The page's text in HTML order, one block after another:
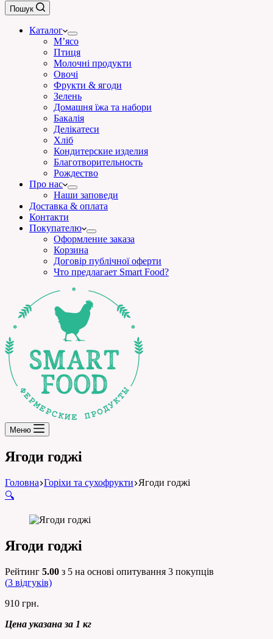
Пошук
Каталог
М’ясо
Птиця
Молочні продукти
Овочі
Фрукти & ягоди
Зелень
Домашня їжа та набори
Бакалія
Делікатеси
Хліб
Кондитерские изделия
Благотворительность
Рождество
Про нас
Наши заповеди
Доставка & оплата
Контакти
Покупателю
Оформление заказа
Корзина
Договір публічної оферти
Что предлагает Smart Food?
Меню
Ягоди годжі
Головна Горіхи та сухофрукти Ягоди годжі
🔍
Ягоди годжі
Рейтинг 5.00 з 5 на основі опитування 3 покупців
(3 відгуків)
910 грн.
Цена указана за 1 кг